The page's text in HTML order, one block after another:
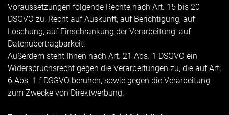
Voraussetzungen folgende Rechte nach Art. 15 bis 20
DSGVO zu: Recht auf Auskunft, auf Berichtigung, auf
Löschung, auf Einschränkung der Verarbeitung, auf
Datenübertragbarkeit.
Außerdem steht Ihnen nach Art. 21 Abs. 1 DSGVO ein
Widerspruchsrecht gegen die Verarbeitungen zu, die auf Art.
6 Abs. 1 f DSGVO beruhen, sowie gegen die Verarbeitung
zum Zwecke von Direktwerbung.